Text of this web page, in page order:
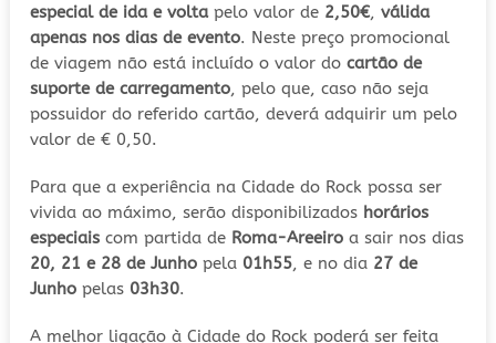
especial de ida e volta pelo valor de 2,50€, válida
apenas nos dias de evento. Neste preço promocional
de viagem não está incluído o valor do cartão de
suporte de carregamento, pelo que, caso não seja
possuidor do referido cartão, deverá adquirir um pelo
valor de € 0,50.
Para que a experiência na Cidade do Rock possa ser
vivida ao máximo, serão disponibilizados horários
especiais com partida de Roma-Areeiro a sair nos dias
20, 21 e 28 de Junho pela 01h55, e no dia 27 de
Junho pelas 03h30.
A melhor ligação à Cidade do Rock poderá ser feita